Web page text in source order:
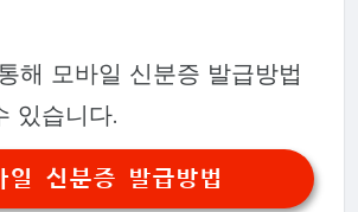
해 모바일 신분증 발급방법
있습니다.
일 신분증 발급방법